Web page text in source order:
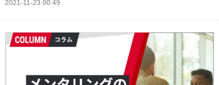
2021-11-23 00:49